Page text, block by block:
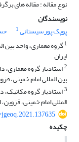
نوع مقاله : مقاله های
نویسندگان
پوپک پورسیستانی1
1گروه معماری، واحد بین
ایران
2استادیار گروه
بین المللی امام خمینی،
3استادیار گروه
المللی امام خمینی، قزوین،
چکیده